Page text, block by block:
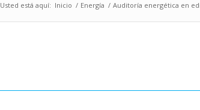
Usted está aquí: Inicio / Energía / Auditoría energética en